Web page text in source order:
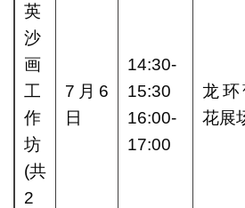
英
沙
画
工
作
坊
(共
2
7月6
日
14:30-
15:30
16:00-
17:00
龙环
花展